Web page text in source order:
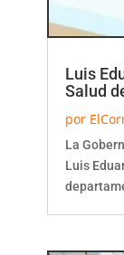
Luis
Salud
por
La
Luis